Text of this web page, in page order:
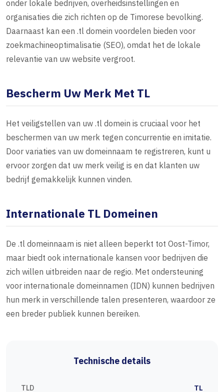
onder lokale bedrijven, overheidsinstellingen en
organisaties die zich richten op de Timorese bevolking.
Daarnaast kan een .tl domein voordelen bieden voor
zoekmachineoptimalisatie (SEO), omdat het de lokale
relevantie van uw website vergroot.
Bescherm Uw Merk Met TL
Het veiligstellen van uw .tl domein is cruciaal voor het
beschermen van uw merk tegen concurrentie en imitatie.
Door variaties van uw domeinnaam te registreren, kunt u
ervoor zorgen dat uw merk veilig is en dat klanten uw
bedrijf gemakkelijk kunnen vinden.
Internationale TL Domeinen
De .tl domeinnaam is niet alleen beperkt tot Oost-Timor,
maar biedt ook internationale kansen voor bedrijven die
zich willen uitbreiden naar de regio. Met ondersteuning
voor internationale domeinnamen (IDN) kunnen bedrijven
hun merk in verschillende talen presenteren, waardoor ze
een breder publiek kunnen bereiken.
Technische details
TLD TL